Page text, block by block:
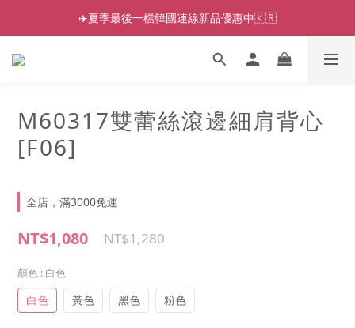
✈️夏季最後一檔韓國連線新品優惠中🇰🇷
M60317雙蕾絲滾邊細肩背心
[F06]
全店，滿3000免運
NT$1,080 NT$1,280
顏色 : 白色
白色 黃色 黑色 粉色